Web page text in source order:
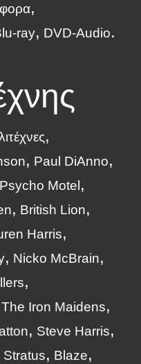
ray DVD-Audio
Paul DiAnno
Psycho Motel
British Lion
Harris
Nicko McBrain
The Iron Maidens
Steve Harris
Stratus
Blaze